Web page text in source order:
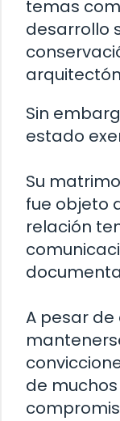
temas
desarrollo
Sin
estado
Su
fue objeto
relación
A pesar
de